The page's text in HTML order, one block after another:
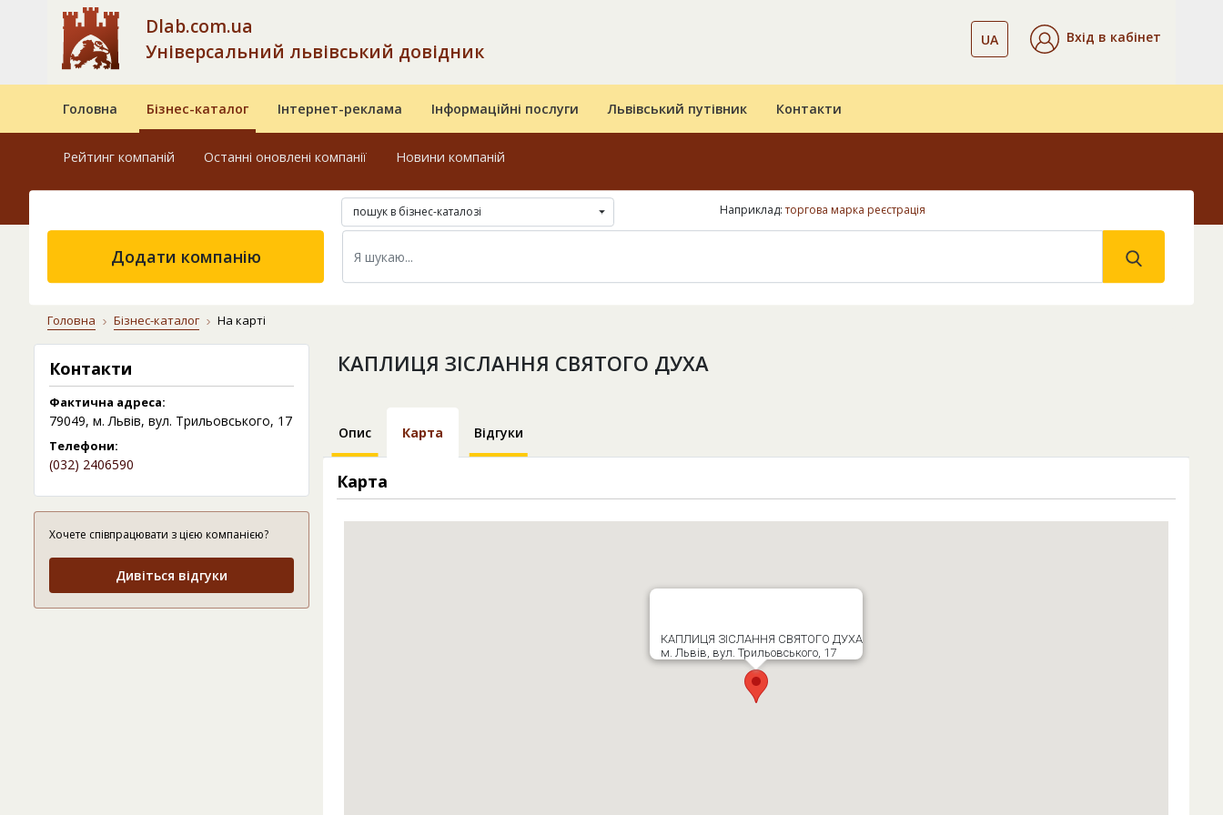
Dlab.com.ua
Універсальний львівський довідник
UA Вхід в кабінет
Головна Бізнес-каталог Інтернет-реклама Інформаційні послуги Львівський путівник Контакти
Рейтинг компаній Останні оновлені компанії Новини компаній
пошук в бізнес-каталозі Наприклад:торгова марка реєстрація
Додати компанію
Головна Бізнес-каталог На карті
Контакти
Фактична адреса:
79049, м. Львів, вул. Трильовського, 17
Телефони:
(032) 2406590
Хочете співпрацювати з цією компанією?
Дивіться відгуки
КАПЛИЦЯ ЗІСЛАННЯ СВЯТОГО ДУХА
Опис Карта Відгуки
Карта
КАПЛИЦЯ ЗІСЛАННЯ СВЯТОГО ДУХА
м. Львів, вул. Трильовського, 17